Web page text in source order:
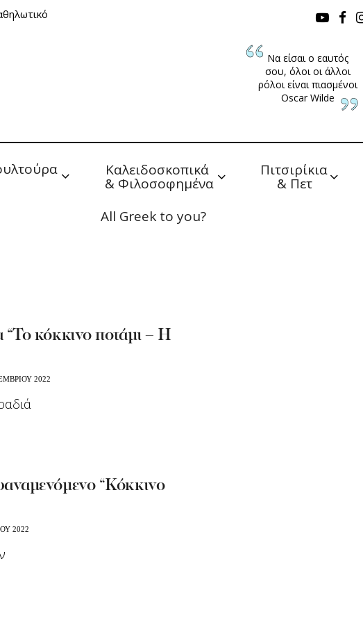
Να είσαι ο εαυτός
σου, όλοι οι άλλοι
ρόλοι είναι πιασμένοι
Oscar Wilde
Καλειδοσκοπικά
& Φιλοσοφημένα
Πιτσιρίκια
& Πετ
All Greek to you?
κόκκινο ποτάμι – Η
2022
“Κόκκινο
2022